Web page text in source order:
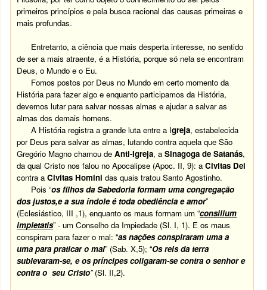
primeiros princípios e pela busca racional das causas primeiras e
mais profundas.
Entretanto, a ciência que mais desperta interesse, no sentido
de ser a mais atraente, é a História, porque só nela se encontram
Deus, o Mundo e o Eu.
Fomos postos por Deus no Mundo em certo momento da
História para fazer algo e enquanto participamos da História,
devemos lutar para salvar nossas almas e ajudar a salvar as
almas dos demais homens.
A História registra a grande luta entre a Igreja, estabelecida
por Deus para salvar as almas, lutando contra aquela que São
Gregório Magno chamou deAnti-Igreja, aSinagoga de Satanás,
da qual Cristo nos falou no Apocalipse (Apoc. II, 9): aCivitas Dei
contra aCivitas Homini das quais tratou Santo Agostinho.
Pois “os filhos da Sabedoria formam uma congregação
dos justos,e a sua índole é toda obediência e amor”
(Eclesiástico, III ,1), enquanto os maus formam um “consilium
impietatis” - um Conselho da Impiedade (Sl. I, 1). E os maus
conspiram para fazer o mal: “as nações conspiraram uma a
uma para praticar o mal” (Sab. X,5); “Os reis da terra
sublevaram-se, e os príncipes coligaram-se contra o senhor e
contra o seu Cristo”(Sl. II,2).